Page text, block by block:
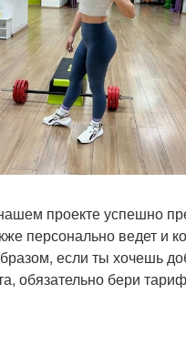
проекте успешно
персонально ведет и
если ты хочешь
обязательно бери